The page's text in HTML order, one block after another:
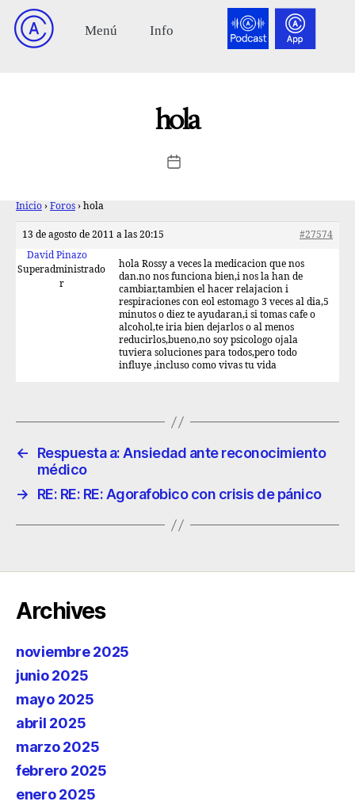
hola
Inicio › Foros › hola
13 de agosto de 2011 a las 20:15
#27574
David Pinazo
Superadministrado
r
hola Rossy a veces la medicacion que nos
dan.no nos funciona bien,i nos la han de
cambiar,tambien el hacer relajacion i
respiraciones con eol estomago 3 veces al dia,5
minutos o diez te ayudaran,i si tomas cafe o
alcohol,te iria bien dejarlos o al menos
reducirlos,bueno,no soy psicologo ojala
tuviera soluciones para todos,pero todo
influye ,incluso como vivas tu vida
←
Respuesta a: Ansiedad ante reconocimiento
médico
→
RE: RE: RE: Agorafobico con crisis de pánico
Archives
noviembre 2025
junio 2025
mayo 2025
abril 2025
marzo 2025
febrero 2025
enero 2025